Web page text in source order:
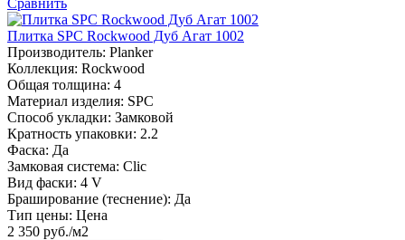
Плитка SPC Rockwood Дуб Агат 1002
Производитель: Planker
Коллекция: Rockwood
Общая толщина: 4
Материал изделия: SPC
Способ укладки: Замковой
Кратность упаковки: 2.2
Фаска: Да
Замковая система: Сlic
Вид фаски: 4 V
Браширование (теснение): Да
Тип цены: Цена
2 350 руб./м2